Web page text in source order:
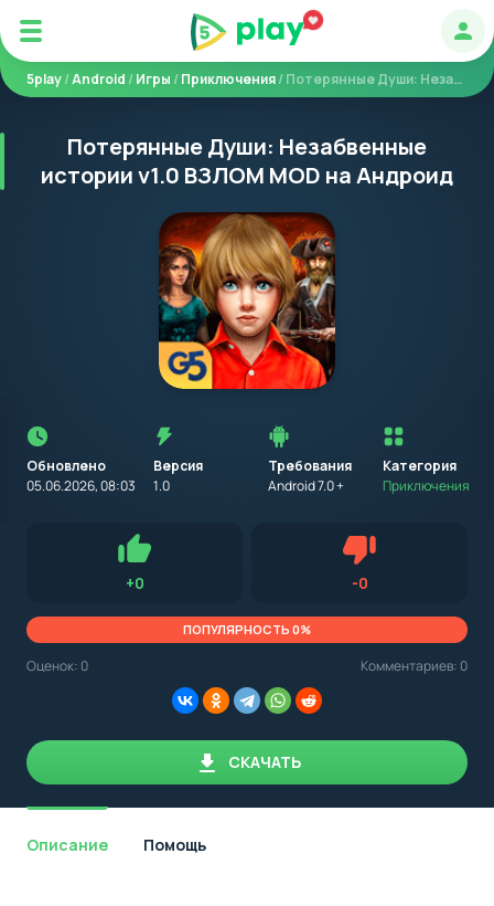
5play/Android /Игры /Приключения/ Потерянные Души: Незабвенные истории
Потерянные Души: Незабвенные
истории v1.0 ВЗЛОМ MOD на Андроид
Обновлено
05.06.2026, 08:03
Версия
1.0
Требования
Android 7.0 +
установкой
приложения
на
устройство
с
указываем
минимальные
необходимые
Категория
Приключения
обращать внимание на установленную версию Android
OS. Мы указываем минимально необходимую версию для
+0Нравится -0Не нравится
ПОПУЛЯРНОСТЬ 0%
Оценок: 0 Комментариев: 0
СКАЧАТЬ
Описание Помощь